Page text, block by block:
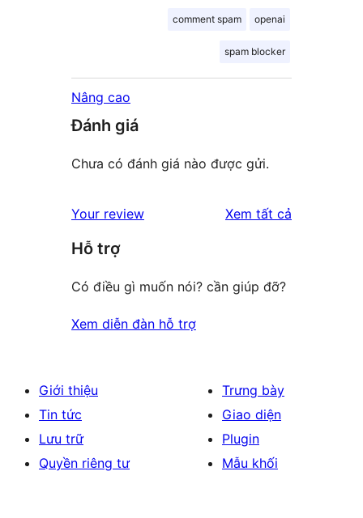
comment spam openai
spam blocker
Nâng cao
Đánh giá
Chưa có đánh giá nào được gửi.
Your review Xem tất cả
Hỗ trợ
Có điều gì muốn nói? cần giúp đỡ?
Xem diễn đàn hỗ trợ
Giới thiệu
Tin tức
Lưu trữ
Quyền riêng tư
Trưng bày
Giao diện
Plugin
Mẫu khối